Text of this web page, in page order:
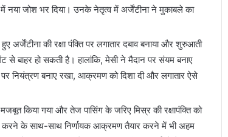
नया जोश भर दिया। उनके नेतृत्व में अर्जेंटीना ने मुकाबले का
की रक्षा पंक्ति पर लगातार दबाव बनाया और शुरुआती
बाहर हो सकती है। हालांकि, मेसी ने मैदान पर संयम बनाए
नियंत्रण बनाए रखा, आक्रमण को दिशा दी और लगातार ऐसे
किया गया और तेज पासिंग के जरिए मिस्र की रक्षापंक्ति को
करने के साथ-साथ निर्णायक आक्रमण तैयार करने में भी अहम